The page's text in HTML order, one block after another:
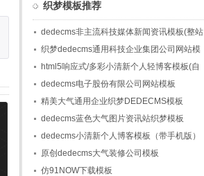
织梦模板推荐
dedecms非主流科技媒体新闻资讯模板(整站
数据)
织梦dedecms通用科技企业集团公司网站模
板(带测试数据)
html5响应式/多彩小清新个人轻博客模板(自
适应手机wap)
dedecms电子股份有限公司网站模板
精美大气通用企业织梦DEDECMS模板
dedecms蓝色大气图片资讯站织梦模板
dedecms小清新个人博客模板（带手机版）
原创dedecms大气装修公司模板
仿91NOW下载模板